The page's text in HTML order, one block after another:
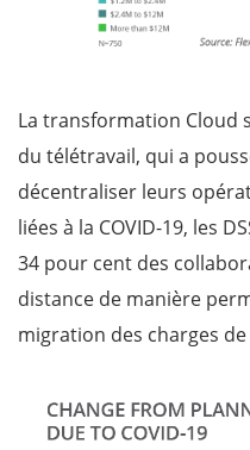
La transformation Cloud
du télétravail, qui a
décentraliser leurs
liées à la COVID-19, les
34 pour cent des
distance de manière
migration des charges